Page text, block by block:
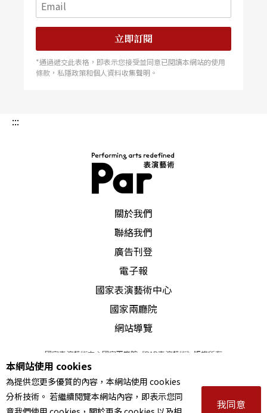
洞」延續了羅伯．莫里斯（Robert Morris）的知名
作品《帶有被製造聲音的盒子》Box with the Soun
d of Its Own Making，並更進一步嘗試了將藝廊
——「白色、彈性的藝術容器」（white, flexible art
立即訂閱
*通過遞交此表格，即表示您接受並同意已閱讀本網站的使用
條款，私隱政策和個人資料收集聲明。
:::
關於我們
聯絡我們
廣告刊登
電子報
國家表演藝術中心
國家兩廳院
網站導覽
國家表演藝術中心國家兩廳院《PAR表演藝術》版權所有
© 2022Performing arts redefined. All Rights Reserved
統一編號 Tax Id number 00973926
本站所提供相關演出資訊，如有異動應以主辦單位公告為準。
服務條款｜隱私權聲明｜著作權聲明
本網站使用 cookies
為提供您更多優質的內容，本網站使用 cookies
分析技術。 若繼續閱覽本網站內容，即表示您同
我同意